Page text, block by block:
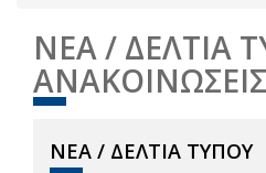
ΝΕΑ / ΔΕΛΤΙΑ
ΑΝΑΚΟΙΝΩΣΕΙΣ
ΝΕΑ / ΔΕΛΤΙΑ ΤΥΠΟΥ